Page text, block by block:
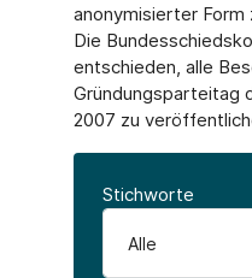
anonymisierter
Die
entschieden, alle
Gründungsparteitag
2007 zu
Stichworte